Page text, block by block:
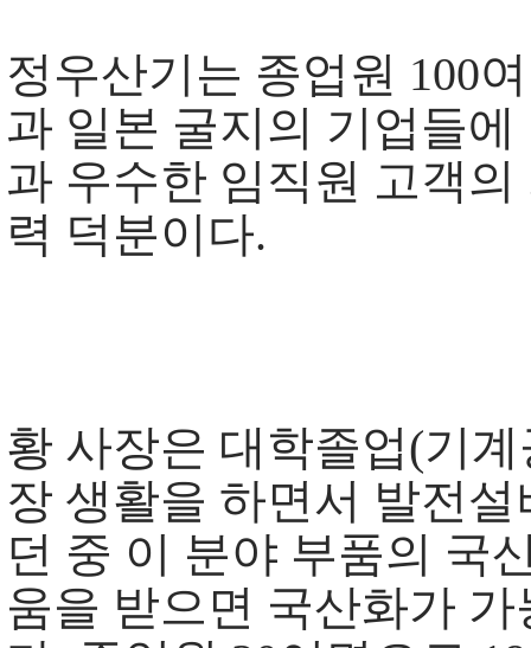
정우산기는 종업원 100
과 일본 굴지의 기업들
과 우수한 임직원 고객
력 덕분이다.
황 사장은 대학졸업(기
장 생활을 하면서 발전
던 중 이 분야 부품의 국
움을 받으면 국산화가